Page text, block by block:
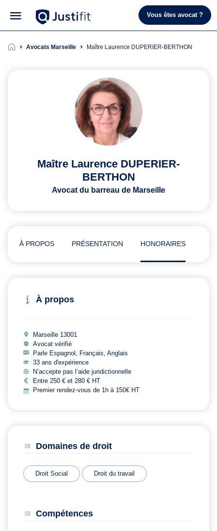
Vous êtes avocat ?
Avocats Marseille Maître Laurence DUPERIER-BERTHON
Maître Laurence DUPERIER-
BERTHON
Avocat du barreau de Marseille
À PROPOS PRÉSENTATION HONORAIRES
À propos
Marseille 13001
Avocat vérifié
Parle Espagnol, Français, Anglais
33 ans d'expérience
N’accepte pas l’aide juridictionnelle
Entre 250 € et 280 € HT
Premier rendez-vous de 1h à 150€ HT
Domaines de droit
Droit Social Droit du travail
Compétences